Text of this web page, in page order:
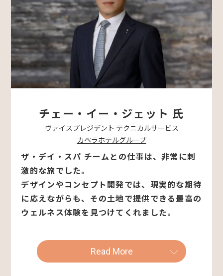
チェー・イー・ジェット 氏
ヴァイスプレジデント テクニカルサービス
カペラホテルグループ
ザ・デイ・スパ チームとの仕事は、非常に刺
激的な旅でした。
デザインやコンセプト開発では、現実的な期待
に応えながらも、その土地で提供できる最高の
ウェルネス体験を見つけてくれました。
Read More